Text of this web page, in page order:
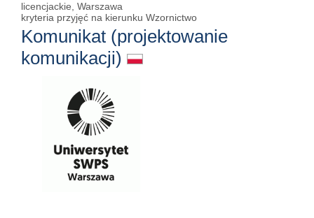
licencjackie, Warszawa
kryteria przyjęć na kierunku Wzornictwo
Komunikat (projektowanie
komunikacji)